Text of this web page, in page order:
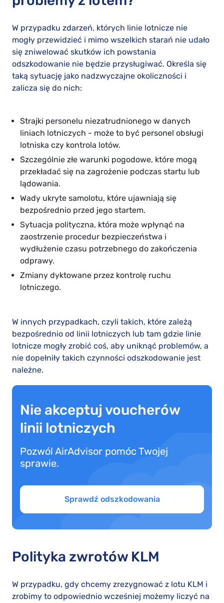
W przypadku zdarzeń, których linie lotnicze nie
mogły przewidzieć i mimo wszelkich starań nie udało
się zniwelować skutków ich powstania
odszkodowanie nie będzie przysługiwać. Określa się
taką sytuację jako nadzwyczajne okoliczności i
zalicza się do nich:
Strajki personelu niezatrudnionego w danych
liniach lotniczych - może to być personel obsługi
lotniska czy kontrola lotów.
Szczególnie złe warunki pogodowe, które mogą
przekładać się na zagrożenie podczas startu lub
lądowania.
Wady ukryte samolotu, które ujawniają się
bezpośrednio przed jego startem.
Sytuacja polityczna, która może wpłynąć na
zaostrzenie procedur bezpieczeństwa i
wydłużenie czasu potrzebnego do zakończenia
odprawy.
Zmiany dyktowane przez kontrolę ruchu
lotniczego.
W innych przypadkach, czyli takich, które zależą
bezpośrednio od linii lotniczych lub tam gdzie linie
lotnicze mogły zrobić coś, aby uniknąć problemów, a
nie dopełniły takich czynności odszkodowanie jest
należne.
Nie akceptuj voucherów
linii lotniczych
Pozwól AirAdvisor pomóc Twojej
sprawie.
Sprawdź odszkodowania
Polityka zwrotów KLM
W przypadku, gdy chcemy zrezygnować z lotu KLM i
zrobimy to odpowiednio wcześniej możemy liczyć na